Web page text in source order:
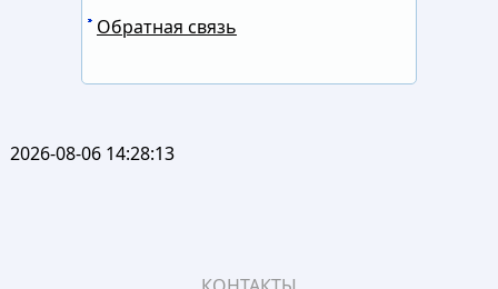
Обратная связь
2026-08-06 14:28:13